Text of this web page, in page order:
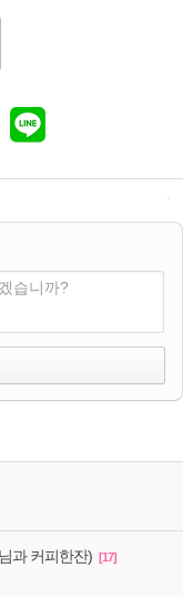
습니까?
과 커피한잔) [17]